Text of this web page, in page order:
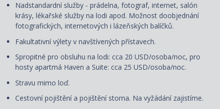
Nadstandardní služby - prádelna, fotograf, internet, salón
krásy, lékařské služby na lodi apod. Možnost doobjednání
fotografických, internetových i lázeňských balíčků.
Fakultativní výlety v navštívených přístavech.
Spropitné pro obsluhu na lodi: cca 20 USD/osoba/noc, pro
hosty apartmá Haven a Suite: cca 25 USD/osoba/noc.
Stravu mimo loď.
Cestovní pojištění a pojištění storna. Na vyžádání zajistíme.